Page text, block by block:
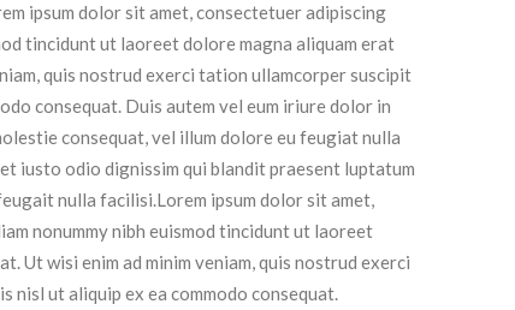
ipsum dolor sit amet, consectetuer adipiscing
tincidunt ut laoreet dolore magna aliquam erat
quis nostrud exerci tation ullamcorper suscipit
consequat. Duis autem vel eum iriure dolor in
consequat, vel illum dolore eu feugiat nulla
iusto odio dignissim qui blandit praesent luptatum
nulla facilisi.Lorem ipsum dolor sit amet,
nonummy nibh euismod tincidunt ut laoreet
Ut wisi enim ad minim veniam, quis nostrud exerci
ut aliquip ex ea commodo consequat.